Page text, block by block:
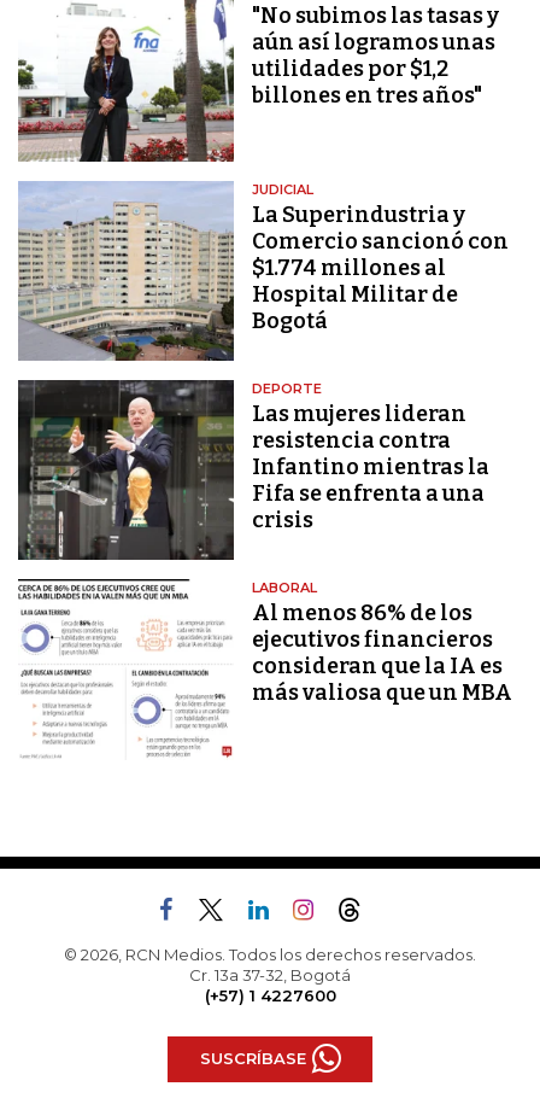
"No subimos las tasas y
aún así logramos unas
utilidades por $1,2
billones en tres años"
JUDICIAL
La Superindustria y
Comercio sancionó con
$1.774 millones al
Hospital Militar de
Bogotá
DEPORTE
Las mujeres lideran
resistencia contra
Infantino mientras la
Fifa se enfrenta a una
crisis
LABORAL
Al menos 86% de los
ejecutivos financieros
consideran que la IA es
más valiosa que un MBA
© 2026, RCN Medios. Todos los derechos reservados.
Cr. 13a 37-32, Bogotá
(+57) 1 4227600
SUSCRÍBASE